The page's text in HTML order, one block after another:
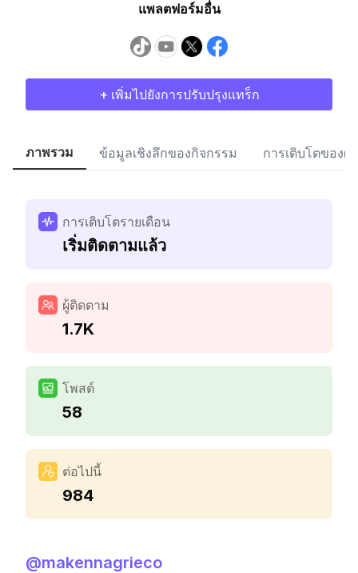
แพลตฟอร์มอื่น
+ เพิ่มไปยังการปรับปรุงแทร็ก
ภาพรวม ข้อมูลเชิงลึกของกิจกรรม การเติบโตของผู้
การเติบโตรายเดือน
เริ่มติดตามแล้ว
ผู้ติดตาม
1.7K
โพสต์
58
ต่อไปนี้
984
@makennagrieco